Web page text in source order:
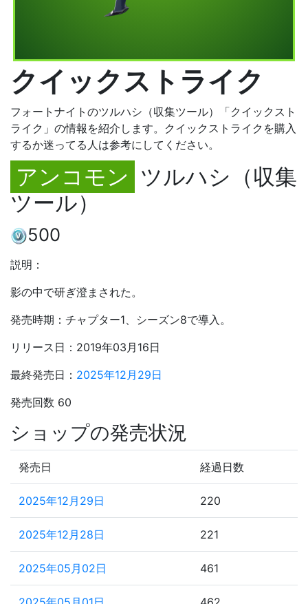
クイックストライク
フォートナイトのツルハシ（収集ツール）「クイックスト
ライク」の情報を紹介します。クイックストライクを購入
するか迷ってる人は参考にしてください。
アンコモン ツルハシ（収集
ツール）
500
説明：
影の中で研ぎ澄まされた。
発売時期：チャプター1、シーズン8で導入。
リリース日：2019年03月16日
最終発売日： 2025年12月29日
発売回数 60
ショップの発売状況
発売日 経過日数
2025年12月29日 220
2025年12月28日 221
2025年05月02日 461